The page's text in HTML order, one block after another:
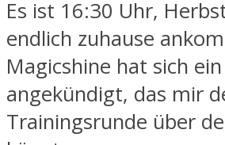
Es ist 16:30 Uhr,
endlich zuhause
Magicshine hat sich
angekündigt, das mir
Trainingsrunde über